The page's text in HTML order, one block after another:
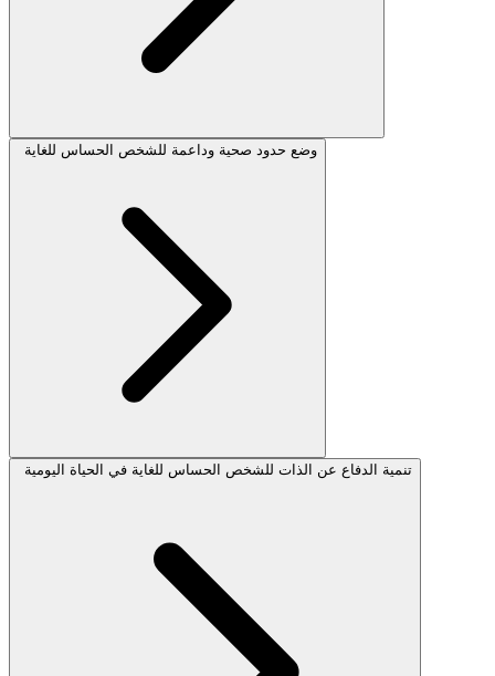
وضع حدود صحية وداعمة للشخص الحساس للغاية
تنمية الدفاع عن الذات للشخص الحساس للغاية في الحياة اليومية